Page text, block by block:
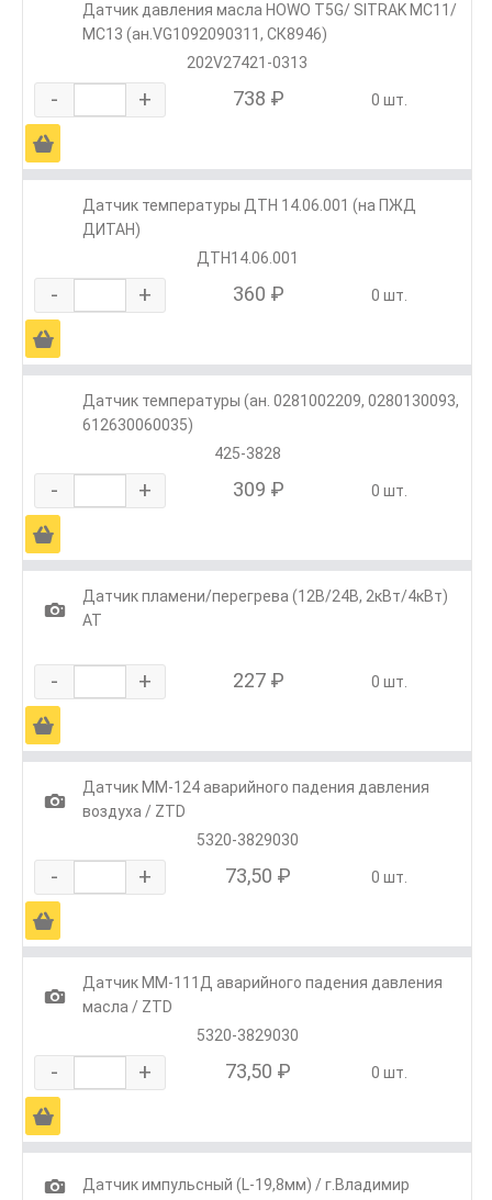
Датчик давления масла HOWO T5G/ SITRAK MC11/
MC13 (ан.VG1092090311, СК8946)
202V27421-0313
- + 738 ₽ 0 шт.
Ä
Датчик температуры ДТН 14.06.001 (на ПЖД
ДИТАН)
ДТН14.06.001
- + 360 ₽ 0 шт.
Ä
Датчик температуры (ан. 0281002209, 0280130093,
612630060035)
425-3828
- + 309 ₽ 0 шт.
Ä
1
Датчик пламени/перегрева (12В/24В, 2кВт/4кВт)
АТ
- + 227 ₽ 0 шт.
Ä
1
Датчик ММ-124 аварийного падения давления
воздуха / ZTD
5320-3829030
- + 73,50 ₽ 0 шт.
Ä
1
Датчик ММ-111Д аварийного падения давления
масла / ZTD
5320-3829030
- + 73,50 ₽ 0 шт.
Ä
1
Датчик импульсный (L-19,8мм) / г.Владимир